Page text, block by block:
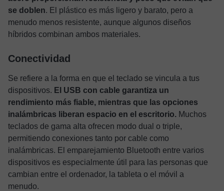
se doblen. El plástico es más ligero y barato, pero a
menudo menos resistente, aunque algunos diseños
híbridos combinan ambos materiales.
Conectividad
Se refiere a la forma en que el teclado se vincula a tus
dispositivos. El USB con cable garantiza un
rendimiento más fiable, mientras que las opciones
inalámbricas liberan espacio en el escritorio. Muchos
teclados de gama alta ofrecen modo dual o triple,
permitiendo conexiones tanto por cable como
inalámbricas. El emparejamiento Bluetooth entre varios
dispositivos es especialmente útil para las personas que
cambian entre el ordenador, la tableta o el móvil a
menudo.